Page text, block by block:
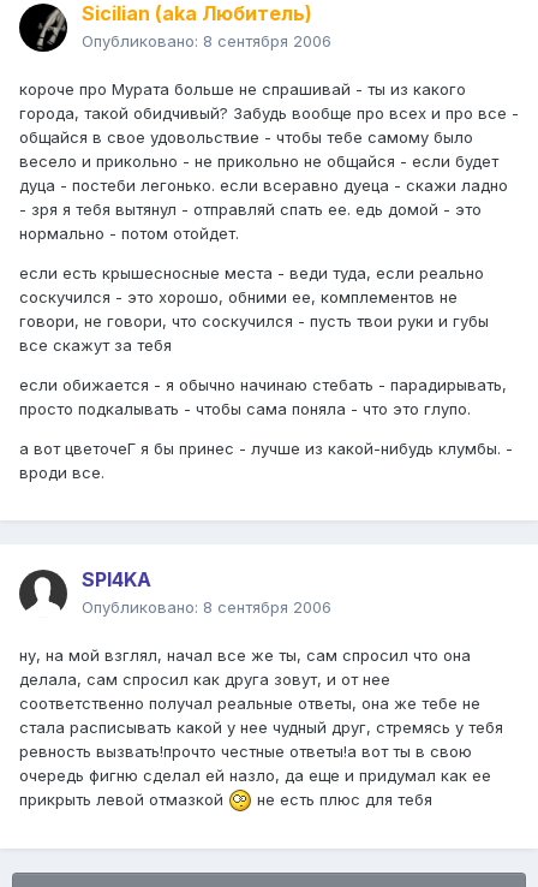
Sicilian (aka Любитель)
Опубликовано: 8 сентября 2006
короче про Мурата больше не спрашивай - ты из какого
города, такой обидчивый? Забудь вообще про всех и про все -
общайся в свое удовольствие - чтобы тебе самому было
весело и прикольно - не прикольно не общайся - если будет
дуца - постеби легонько. если всеравно дуеца - скажи ладно
- зря я тебя вытянул - отправляй спать ее. едь домой - это
нормально - потом отойдет.
если есть крышесносные места - веди туда, если реально
соскучился - это хорошо, обними ее, комплементов не
говори, не говори, что соскучился - пусть твои руки и губы
все скажут за тебя
если обижается - я обычно начинаю стебать - парадирывать,
просто подкалывать - чтобы сама поняла - что это глупо.
а вот цветочеГ я бы принес - лучше из какой-нибудь клумбы. -
вроди все.
SPI4KA
Опубликовано: 8 сентября 2006
ну, на мой взглял, начал все же ты, сам спросил что она
делала, сам спросил как друга зовут, и от нее
соответственно получал реальные ответы, она же тебе не
стала расписывать какой у нее чудный друг, стремясь у тебя
ревность вызвать!прочто честные ответы!а вот ты в свою
очередь фигню сделал ей назло, да еще и придумал как ее
прикрыть левой отмазкой
не есть плюс для тебя